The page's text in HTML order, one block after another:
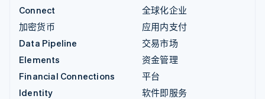
Connect
加密货币
Data Pipeline
Elements
Financial Connections
Identity
全球化企业
应用内支付
交易市场
资金管理
平台
软件即服务